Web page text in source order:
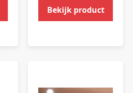
Bekijk product